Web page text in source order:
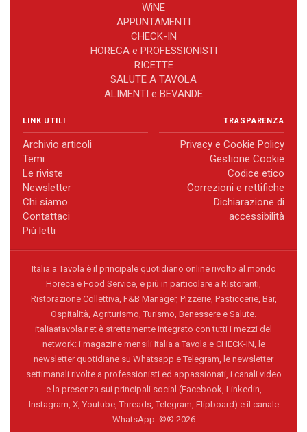
WiNE
APPUNTAMENTI
CHECK-IN
HORECA e PROFESSIONISTI
RICETTE
SALUTE A TAVOLA
ALIMENTI e BEVANDE
LINK UTILI
Archivio articoli
Temi
Le riviste
Newsletter
Chi siamo
Contattaci
Più letti
TRASPARENZA
Privacy e Cookie Policy
Gestione Cookie
Codice etico
Correzioni e rettifiche
Dichiarazione di
accessibilità
Italia a Tavola è il principale quotidiano online rivolto al mondo
Horeca e Food Service, e più in particolare a Ristoranti,
Ristorazione Collettiva, F&B Manager, Pizzerie, Pasticcerie, Bar,
Ospitalità, Agriturismo, Turismo, Benessere e Salute.
italiaatavola.net è strettamente integrato con tutti i mezzi del
network: i magazine mensili Italia a Tavola e CHECK-IN, le
newsletter quotidiane su Whatsapp e Telegram, le newsletter
settimanali rivolte a professionisti ed appassionati, i canali video
e la presenza sui principali social (Facebook, Linkedin,
Instagram, X, Youtube, Threads, Telegram, Flipboard) e il canale
WhatsApp. ©® 2026